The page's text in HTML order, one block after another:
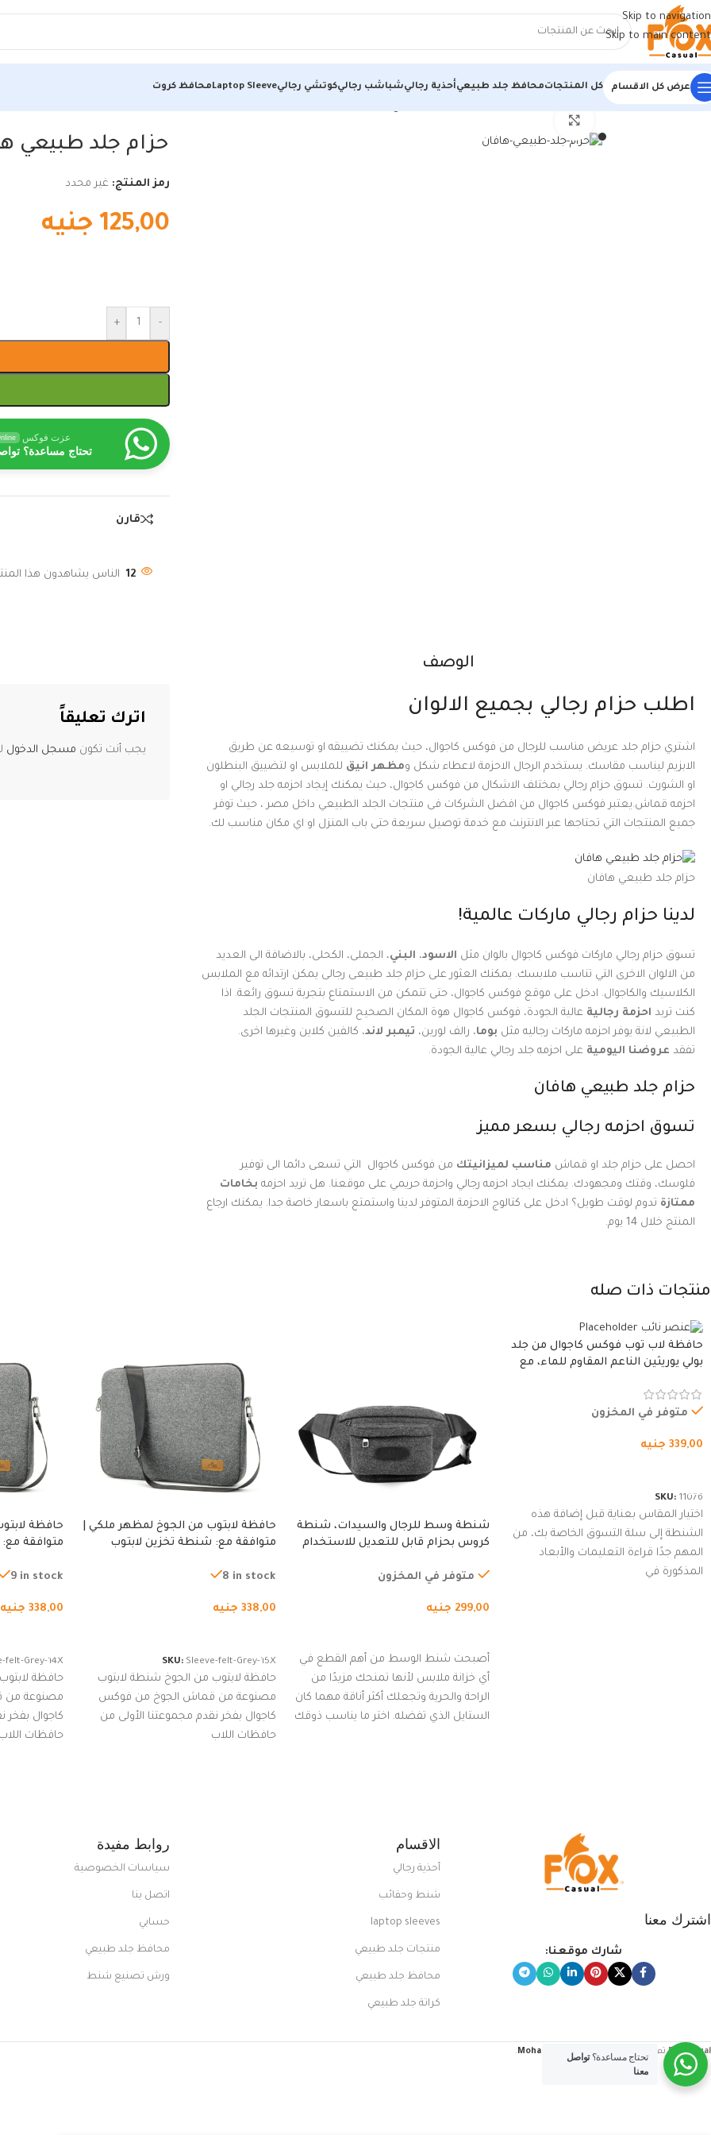
Skip to navigation
Skip to main content
عرض كل الاقسام كل المنتجاتمحافظ جلد طبيعيأحذية رجاليشباشب رجاليكوتشي رجاليLaptop Sleeveمحافظ كروت
الرئيسية/منتجات جلد طبيعي
حزام جلد طبيعي
رمز المنتج: غير محدد
125,00 جنيه
-
+
عزت فوكس
تحتاج مساعدة؟
قارن
12 الناس يشاهدون هذا
الوصف
اطلب حزام رجالي بجميع الالوان
اشتري حزام جلد عريض مناسب للرجال من فوكس كاجوال، حيث يمكنك تضييقه او توسيعه عن طريق
الابزيم ليناسب مقاسك. يستخدم الرجال الاحزمة لاعطاء شكل ومظهر انيق للملابس او لتضييق البنطلون
او الشورت. تسوق حزام رجالي بمختلف الاشكال من فوكس كاجوال، حيث يمكنك إيجاد احزمه جلد رجالي او
احزمه قماش.يعتبر فوكس كاجوال من افضل الشركات فى منتجات الجلد الطبيعي داخل مصر ، حيث توفر
جميع المنتجات التي تحتاجها عبر الانترنت مع خدمة توصيل سريعة حتى باب المنزل او اي مكان مناسب لك.
حزام جلد طبيعي هافان
لدينا حزام رجالي ماركات عالمية!
تسوق حزام رجالي ماركات فوكس كاجوال بالوان مثل الاسود، البني، الجملى، الكحلى، بالاضافة الى العديد
من الالوان الاخرى التي تناسب ملابسك. يمكنك العثور على حزام جلد طبيعى رجالى يمكن ارتدائه مع الملابس
الكلاسيك والكاجوال. ادخل على موقع فوكس كاجوال، حتى تتمكن من الاستمتاع بتجربة تسوق رائعة. اذا
كنت تريد احزمة رجالية عالية الجودة، فوكس كاجوال هوة المكان الصحيح للتسوق المنتجات الجلد
الطبيعي لانة يوفر احزمه ماركات رجاليه مثل بوما، رالف لورين، تيمبر لاند، كالفين كلاين وغيرها اخرى.
تفقد عروضنا اليومية على احزمه جلد رجالي عالية الجودة.
حزام جلد طبيعي هافان
تسوق احزمه رجالي بسعر مميز
احصل على حزام جلد او قماش مناسب لميزانيتك من فوكس كاجوال التي تسعى دائما الى توفير
فلوسك، وقتك ومجهودك. يمكنك ايجاد احزمه رجالي واحزمة حريمي على موقعنا. هل تريد احزمه بخامات
ممتازة تدوم لوقت طويل؟ ادخل على كتالوج الاحزمة المتوفر لدينا واستمتع باسعار خاصة جدا. يمكنك ارجاع
المنتج خلال 14 يوم.
اترك تعليقاً
يجب أنت تكون مسجل الدخول
منتجات ذات صله
حافظة لاب توب فوكس كاجوال من جلد
بولي يوريثين الناعم المقاوم للماء، مع
متوفر في المخزون
339,00 جنيه
SKU: 11076
اختيار المقاس بعناية قبل إضافة هذه
الشنطة إلى سلة التسوق الخاصة بك، من
المهم جدًا قراءة التعليمات والأبعاد
المذكورة في
شنطة وسط للرجال والسيدات، شنطة
كروس بحزام قابل للتعديل للاستخدام
المشي لمسافات طويلة، وركوب
متوفر في المخزون
299,00 جنيه
أصبحت شنط الوسط من أهم القطع في
أي خزانة ملابس لأنها تمنحك مزيدًا من
الراحة والحرية وتجعلك أكثر أناقة مهما كان
الستايل الذي تفضله. اختر ما يناسب ذوقك
حافظة لابتوب من الجوخ لمظهر ملكي |
متوافقة مع: شنطة تخزين لابتوب
من الجوخ لجهاز نوت بوك والتابلت،
8 in stock
338,00 جنيه
SKU: Sleeve-felt-Grey-15X
حافظة لابتوب من الجوخ شنطة لابتوب
مصنوعة من قماش الجوخ من فوكس
كاجوال بفخر نقدم مجموعتنا الأولى من
حافظات اللاب
حافظة
متوافقة
من الجوخ
9 in stock
338,00 جنيه
felt-Grey-14X
حافظة
مصنوعة من
كاجوال بفخر
حافظات اللاب
اشترك معنا
شارك موقعنا:
الاقسام
أحذية رجالي
شنط وحقائب
laptop sleeves
منتجات جلد طبيعي
محافظ جلد طبيعي
كراتة جلد طبيعي
روابط مفيدة
سياسات الخصوصية
اتصل بنا
حسابي
محافظ جلد طبيعي
ورش تصنيع شنط
FoxCasualتم إنشاؤه بواسطة Mohamed Sayed
. تحتاج مساعدة؟تواصل
معنا